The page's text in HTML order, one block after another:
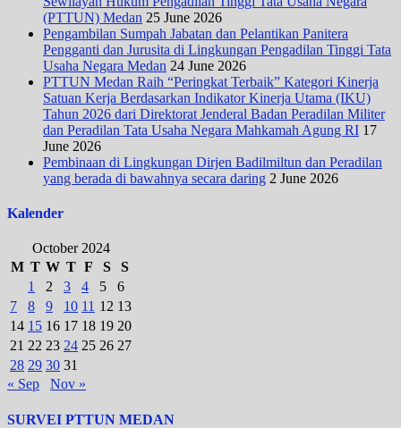
(PTTUN) Medan 25 June 2026
Pengambilan Sumpah Jabatan dan Pelantikan Panitera
Pengganti dan Jurusita di Lingkungan Pengadilan Tinggi Tata
Usaha Negara Medan 24 June 2026
PTTUN Medan Raih “Peringkat Terbaik” Kategori Kinerja
Satuan Kerja Berdasarkan Indikator Kinerja Utama (IKU)
Tahun 2026 dari Direktorat Jenderal Badan Peradilan Militer
dan Peradilan Tata Usaha Negara Mahkamah Agung RI 17
June 2026
Pembinaan di Lingkungan Dirjen Badilmiltun dan Peradilan
yang berada di bawahnya secara daring 2 June 2026
Kalender
October 2024
M T W T F S
S
1
2 3 4 5
6
7
8 9 10 11 12 13
14 15 16 17 18 19 20
21 22 23 24 25 26 27
28 29 30 31
« Sep
Nov »
SURVEI PTTUN MEDAN